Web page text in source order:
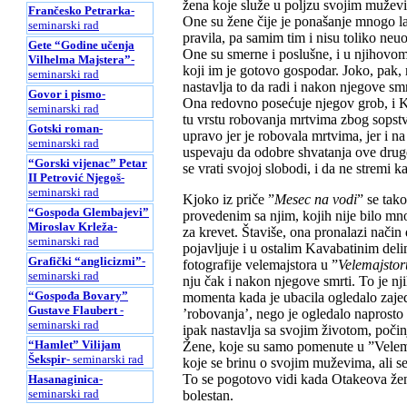
Frančesko Petrarka-
seminarski rad
Gete “Godine učenja
Vilhelma Majstera”-
seminarski rad
Govor i pismo-
seminarski rad
Gotski roman-
seminarski rad
“Gorski vijenac” Petar
II Petrović Njegoš-
seminarski rad
“Gospoda Glembajevi”
Miroslav Krleža-
seminarski rad
Grafički “anglicizmi”-
seminarski rad
“Gospođa Bovary”
Gustave Flaubert-
seminarski rad
“Hamlet” Vilijam
Šekspir- seminarski rad
Hasanaginica-
seminarski rad
žena koje služe u poljzu svojim
One su žene čije je ponašanje mnogo
pravila, pa samim tim i nisu toliko
One su smerne i poslušne, i u
koji im je gotovo gospodar. Joko,
nastavlja to da radi i nakon njegove
Ona redovno posećuje njegov grob, i
tu vrstu robovanja mrtvima zbog
upravo jer je robovala mrtvima, jer i
uspevaju da odobre shvatanja ove
se vrati svojoj slobodi, i da ne stremi
Kjoko iz priče ”Mesec na vodi” se
provedenim sa njim, kojih nije bilo
za krevet. Štaviše, ona pronalazi
pojavljuje i u ostalim Kavabatinim
fotografije velemajstora u ”
nju čak i nakon njegove smrti. To je
momenta kada je ubacila ogledalo
’robovanja’, nego je ogledalo
ipak nastavlja sa svojim životom,
Žene, koje su samo pomenute u
koje se brinu o svojim muževima, ali
To se pogotovo vidi kada Otakeova
bolestan.